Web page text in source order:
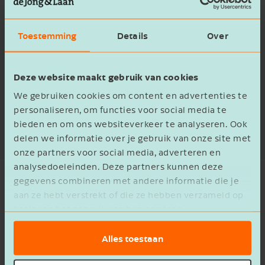
Toestemming Details Over
Deze website maakt gebruik van cookies
We gebruiken cookies om content en advertenties te
personaliseren, om functies voor social media te
bieden en om ons websiteverkeer te analyseren. Ook
delen we informatie over je gebruik van onze site met
onze partners voor social media, adverteren en
analysedoeleinden. Deze partners kunnen deze
gegevens combineren met andere informatie die je
aan ze hebt verstrekt of die ze hebben verzameld op
basis van het gebruik van hun services.
Alles toestaan
advies zette hij koers naar duurzame groei.
jouw onderneming kan helpen als kompas?
Lees meer
Samen gaan we ervoor